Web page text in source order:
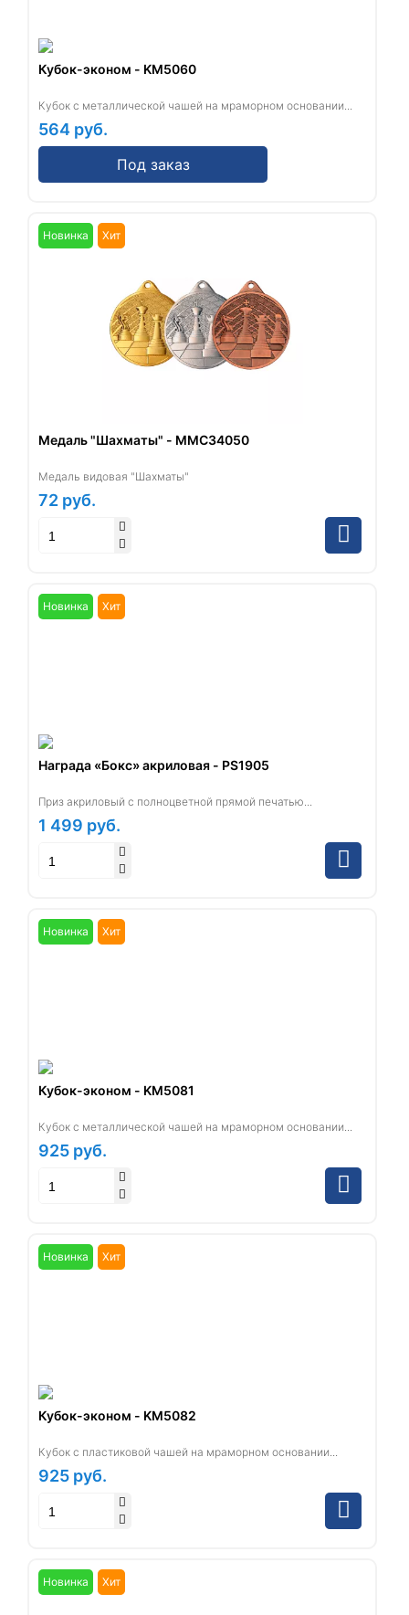
Кубок-эконом - KM5060
Кубок с металлической чашей на мраморном основании...
564 руб.
Под заказ
Новинка Хит
Медаль "Шахматы" - ММС34050
Медаль видовая "Шахматы"
72 руб.
Новинка Хит
Награда «Бокс» акриловая - PS1905
Приз акриловый с полноцветной прямой печатью...
1 499 руб.
Новинка Хит
Кубок-эконом - KM5081
Кубок с металлической чашей на мраморном основании...
925 руб.
Новинка Хит
Кубок-эконом - KM5082
Кубок с пластиковой чашей на мраморном основании...
925 руб.
Новинка Хит